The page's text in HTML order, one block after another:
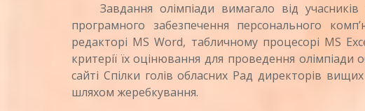
Завдання олімпіади вимагало від учасників
програмного забезпечення персонального
редакторі MS Word, табличному процесорі MS
критерії їх оцінювання для проведення
сайті Спілки голів обласних Рад директорів
шляхом жеребкування.